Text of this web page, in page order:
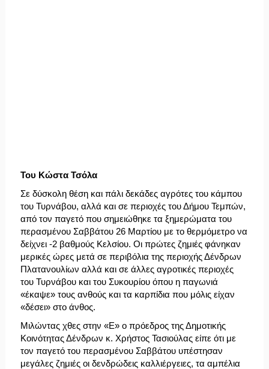
Του Κώστα Τσόλα
Σε δύσκολη θέση και πάλι δεκάδες αγρότες του κάμπου
του Τυρνάβου, αλλά και σε περιοχές του Δήμου Τεμπών,
από τον παγετό που σημειώθηκε τα ξημερώματα του
περασμένου Σαββάτου 26 Μαρτίου με το θερμόμετρο να
δείχνει -2 βαθμούς Κελσίου. Οι πρώτες ζημιές φάνηκαν
μερικές ώρες μετά σε περιβόλια της περιοχής Δένδρων
Πλατανουλίων αλλά και σε άλλες αγροτικές περιοχές
του Τυρνάβου και του Συκουρίου όπου η παγωνιά
«έκαψε» τους ανθούς και τα καρπίδια που μόλις είχαν
«δέσει» στο άνθος.
Μιλώντας χθες στην «Ε» ο πρόεδρος της Δημοτικής
Κοινότητας Δένδρων κ. Χρήστος Τασιούλας είπε ότι με
τον παγετό του περασμένου Σαββάτου υπέστησαν
μεγάλες ζημιές οι δενδρώδεις καλλιέργειες, τα αμπέλια